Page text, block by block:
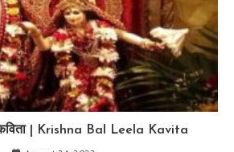
| Krishna Bal Leela Kavita